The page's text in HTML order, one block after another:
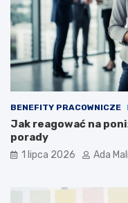
BENEFITY PRACOWNICZE
Jak reagować na
porady
1 lipca 2026 Ada